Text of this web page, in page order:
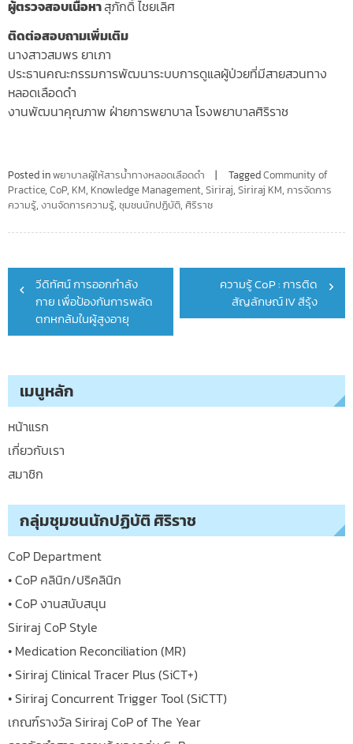
ผู้ตรวจสอบเนื้อหาสุภักดิ์ ไชยเลิศ
ติดต่อสอบถามเพิ่มเติม
นางสาวสมพร ยาเภา
ประธานคณะกรรมการพัฒนาระบบการดูแลผู้ป่วยที่มีสายสวนทาง
หลอดเลือดดำ
งานพัฒนาคุณภาพ ฝ่ายการพยาบาล โรงพยาบาลศิริราช
Posted inพยาบาลผู้ให้สารน้ำทางหลอดเลือดดำ TaggedCommunity of
Practice, CoP, KM, Knowledge Management, Siriraj, Siriraj KM, การจัดการ
ความรู้, งานจัดการความรู้, ชุมชนนักปฏิบัติ, ศิริราช
Post
navigation
วีดิทัศน์ การออกกำลัง
กาย เพื่อป้องกันการพลัด
ตกหกล้มในผู้สูงอายุ
ความรู้ CoP : การติด
สัญลักษณ์ IV สีรุ้ง
เมนูหลัก
หน้าแรก
เกี่ยวกับเรา
สมาชิก
กลุ่มชุมชนนักปฏิบัติ ศิริราช
CoP Department
• CoP คลินิก/ปริคลินิก
• CoP งานสนับสนุน
Siriraj CoP Style
• Medication Reconciliation (MR)
• Siriraj Clinical Tracer Plus (SiCT+)
• Siriraj Concurrent Trigger Tool (SiCTT)
เกณฑ์รางวัล Siriraj CoP of The Year